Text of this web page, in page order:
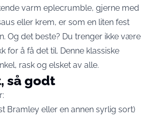
varm eplecrumble, gjerne med
eller krem, er som en liten fest
Og det beste? Du trenger ikke være
for å få det til. Denne klassiske
rask og elsket av alle.
så godt
Bramley eller en annen syrlig sort)